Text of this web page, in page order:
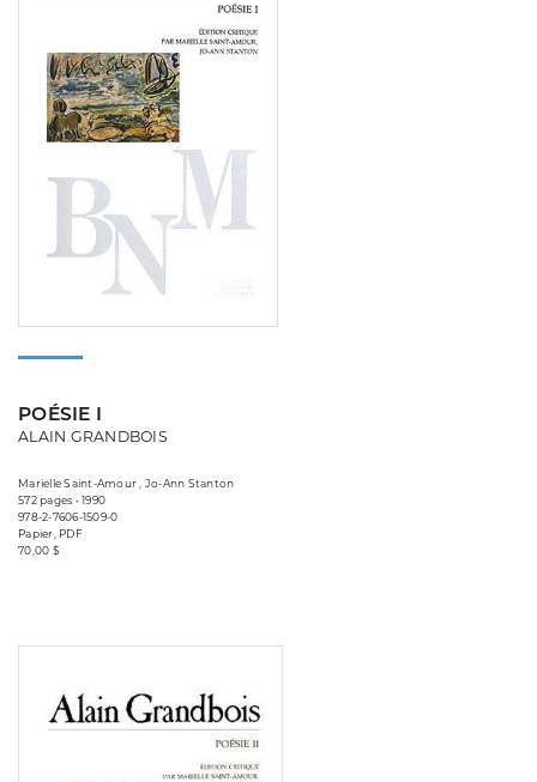
POÉSIE I
ALAIN GRANDBOIS
Marielle Saint-Amour , Jo-Ann Stanton
572 pages • 1990
978-2-7606-1509-0
Papier, PDF
70,00 $